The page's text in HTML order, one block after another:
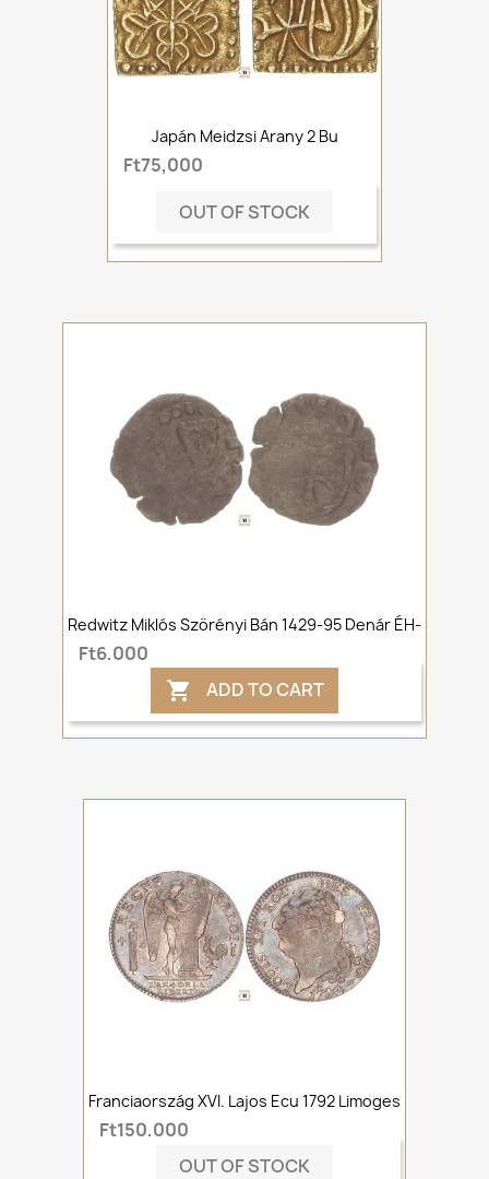
Japán Meidzsi Arany 2 Bu
Ft75,000
OUT OF STOCK
Redwitz Miklós Szörényi Bán 1429-95 Denár ÉH-
Ft6,000
 ADD TO CART
Franciaország XVI. Lajos Ecu 1792 Limoges
Ft150,000
OUT OF STOCK